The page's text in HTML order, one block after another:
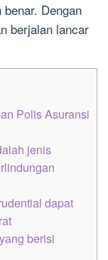
Dengan
berjalan lancar
Polis Asuransi
jenis
dapat
berisi